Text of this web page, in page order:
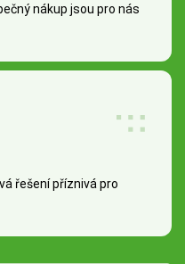
nákup jsou pro nás
řešení příznivá pro